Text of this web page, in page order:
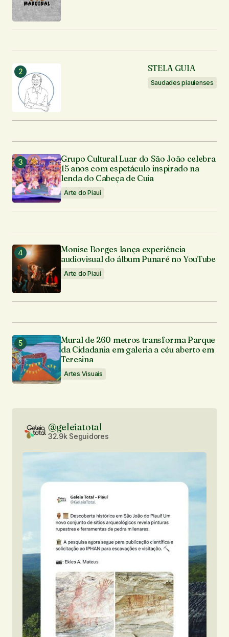
Enviar comentário
STELA GUIA
Saudades piauienses
Grupo Cultural Luar do São João celebra
15 anos com espetáculo inspirado na
lenda do Cabeça de Cuia
Arte do Piauí
Monise Borges lança experiência
audiovisual do álbum Punaré no YouTube
Arte do Piauí
Mural de 260 metros transforma Parque
da Cidadania em galeria a céu aberto em
Teresina
Artes Visuais
@geleiatotal
32.9k Seguidores